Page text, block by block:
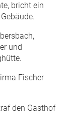
bricht ein
und
Fischer
den Gasthof